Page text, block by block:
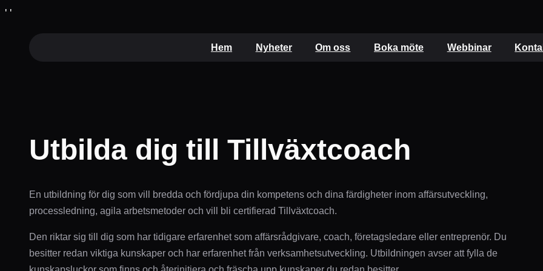
' 'Hoppa
Hem Nyheter Om oss Boka möte Webbinar
Utbilda dig till Tillväxtcoach
En utbildning för dig som vill bredda och fördjupa din kompetens och dina färdigheter inom affärsutveckling,
processledning, agila arbetsmetoder och vill bli certifierad Tillväxtcoach.
Den riktar sig till dig som har tidigare erfarenhet som affärsrådgivare, coach, företagsledare eller entreprenör. Du
besitter redan viktiga kunskaper och har erfarenhet från verksamhetsutveckling. Utbildningen avser att fylla de